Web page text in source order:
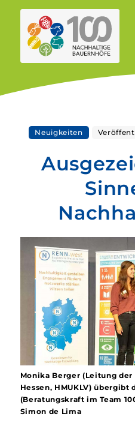
Kopfbereich
Seite
Hauptinhalt
Seite
Fußbereich
Seite
Neuigkeiten
Monika Berger (Leitung
Hessen, HMUKLV) übergibt
(Beratungskraft im Team
Simon de Lima